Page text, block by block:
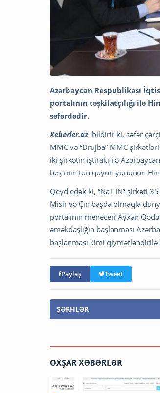
Azərbaycan Respublikası
portalının təşkilatçılığı ilə
səfərdədir.
Xeberler.az bildirir ki, səfər
MMC və “Drujba” MMC
iki şirkətin iştirakı ilə
beş min ton qoyun yununun
Qeyd edək ki, “NaT IN” şirkəti
Misir və Çin başda olmaqla
portalının meneceri Ayxan
əməkdaşlığın başlanması
başlanması kimi
Paylaş Tweet
ŞƏRHLƏR
OXŞAR XƏBƏRLƏR